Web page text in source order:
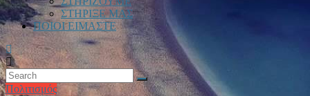
ΣΤΗΡΙΞΕ ΜΑΣ
ΠΟΙΟΙ ΕΙΜΑΣΤΕ
Πολιτισμός